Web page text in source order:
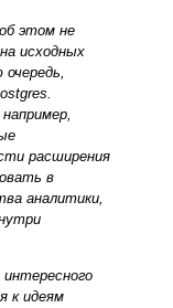
этом не
исходных
расширения
в
аналитики,
к идеям